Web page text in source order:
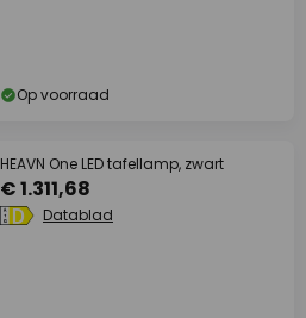
Op voorraad
HEAVN One LED tafellamp, zwart
€ 1.311,68
Datablad